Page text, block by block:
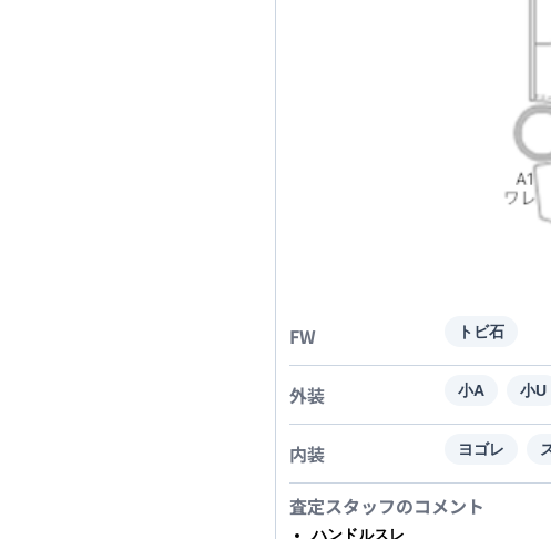
FW トビ石
外装 小A 小U
内装 ヨゴレ
査定スタッフのコメント
ハンドルスレ